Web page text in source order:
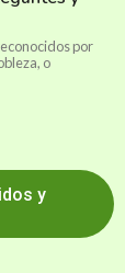
por
o
y